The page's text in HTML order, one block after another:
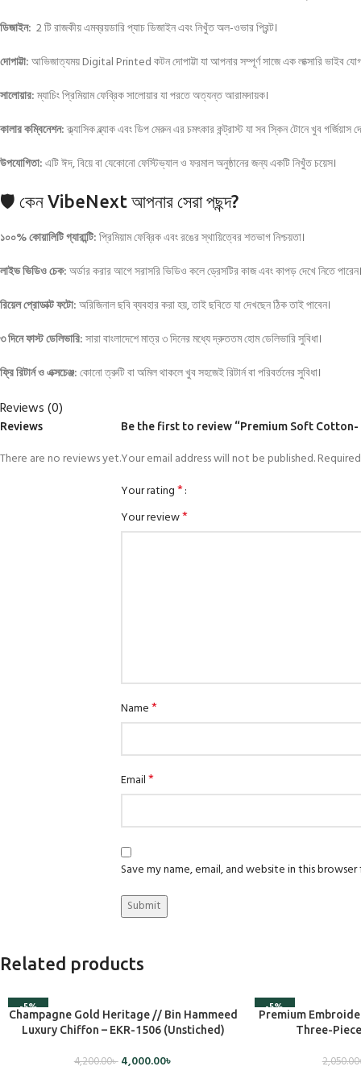
ডিজাইন: 2 টি রাজকীয় এমব্রয়ডারি প্যাচ ডিজাইন এবং নিখুঁত অল-ওভার প্রিন্ট।
দোপাট্টা:আভিজাত্যময় Digital Printed কটন দোপাট্টা যা আপনার সম্পূর্ণ সাজে এক লাক্সারি ভাইব
সালোয়ার:ম্যাচিং প্রিমিয়াম ফেব্রিক সালোয়ার যা পরতে অত্যন্ত আরামদায়ক।
কালার কম্বিনেশন:ক্ল্যাসিক ব্ল্যাক এবং ডিপ মেরুন এর চমৎকার কন্ট্রাস্ট যা সব স্কিন টোনে খুব গর্জিয়াস
উপযোগিতা:এটি ঈদ, বিয়ে বা যেকোনো ফেস্টিভ্যাল ও ফরমাল অনুষ্ঠানের জন্য একটি নিখুঁত চয়েস।
🛡️ কেন VibeNext আপনার সেরা পছন্দ?
১০০% কোয়ালিটি গ্যারান্টি:প্রিমিয়াম ফেব্রিক এবং রঙের স্থায়িত্বের শতভাগ নিশ্চয়তা।
লাইভ ভিডিও চেক:অর্ডার করার আগে সরাসরি ভিডিও কলে ড্রেসটির কাজ এবং কাপড় দেখে নিতে পারেন।
রিয়েল প্রোডাক্ট ফটো:অরিজিনাল ছবি ব্যবহার করা হয়, তাই ছবিতে যা দেখছেন ঠিক তাই পাবেন।
৩ দিনে ফাস্ট ডেলিভারি:সারা বাংলাদেশে মাত্র ৩ দিনের মধ্যে দ্রুততম হোম ডেলিভারি সুবিধা।
ফ্রি রিটার্ন ও এক্সচেঞ্জ:কোনো ত্রুটি বা অমিল থাকলে খুব সহজেই রিটার্ন বা পরিবর্তনের সুবিধা।
Reviews (0)
Reviews
There are no reviews yet.
Be the first to review “Premium Soft Cotton-
Your email address will not be published.
Your rating*
Your review*
Name*
Email*
Save my name, email, and website in this
Related products
-5%
ADD TO CART
Champagne Gold Heritage // Bin Hammeed
Luxury Chiffon – EKR-1506 (Unstiched)
4,200.00৳ 4,000.00৳
-5%
ADD TO CART
Premium
Three-
2,050.00